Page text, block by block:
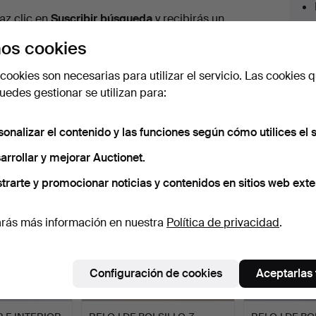
clic enSuscribir búsqueday recibirás un
archivo que coinciden con tu
cookies
son necesarias para utilizar el servicio. Las cookies
gestionar se utilizan para:
el contenido y las funciones según cómo utilices el
y mejorar Auctionet.
y promocionar noticias y contenidos en sitios web
más información en nuestra Política de privacidad.
Configuración de cookies Aceptarlas